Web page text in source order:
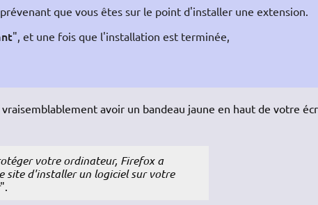
que vous êtes sur le point d'installer une extension.
", et une fois que l'installation est terminée,
avoir un bandeau jaune en haut de votre
votre ordinateur, Firefox a
site d'installer un logiciel sur votre
".